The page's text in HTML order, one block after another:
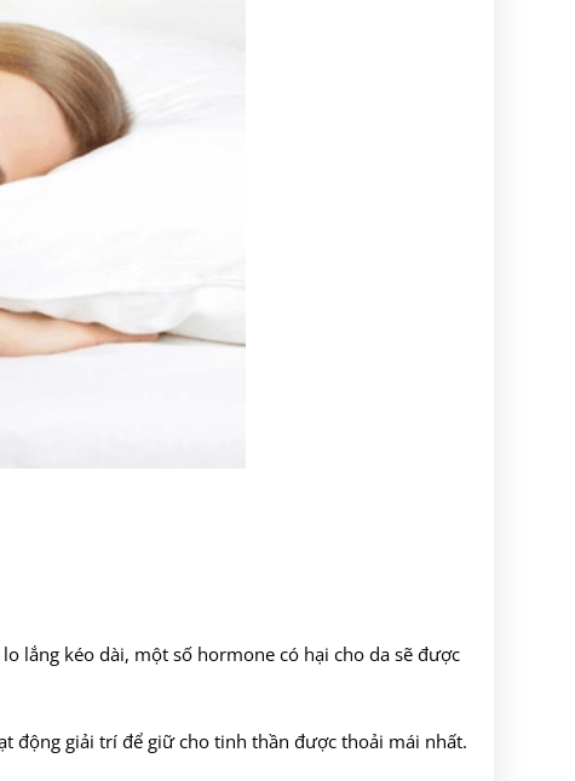
lắng kéo dài, một số hormone có hại cho da sẽ được
động giải trí để giữ cho tinh thần được thoải mái nhất.